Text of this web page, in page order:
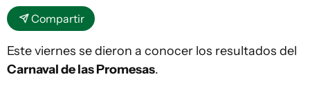
Compartir
Este viernes se dieron a conocer los resultados del
Carnaval de las Promesas.